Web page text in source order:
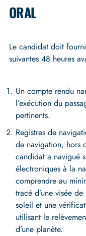
ORAL
Le candidat doit
suivantes 48 heures
Un compte rendu
l’exécution du
pertinents.
Registres de
de navigation, hors
candidat a navigué
électroniques à la
comprendre au
tracé d’une visée
soleil et une
utilisant le
d’une planète.